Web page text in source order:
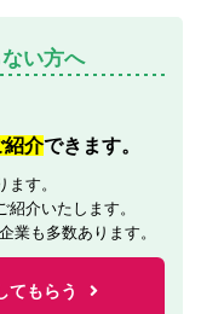
い方へ
紹介できます。
す。
介いたします。
業も多数あります。
てもらう